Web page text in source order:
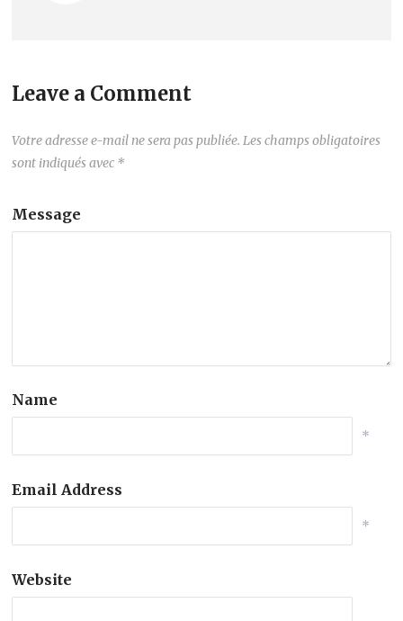
Leave a Comment
Votre adresse e-mail ne sera pas publiée. Les champs obligatoires
sont indiqués avec *
Message
Name
*
Email Address
*
Website